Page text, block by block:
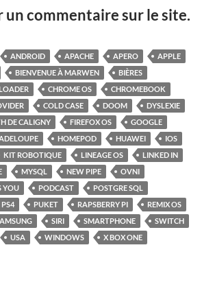
un commentaire sur le site.
ANDROID APACHE APERO
APPLE
BIENVENUE À MARWEN
BIÈRES
CHROME OS
CHROMEBOOK
COLD CASE DOOM
DYSLEXIE
DE CALIGNY FIREFOX OS
GOOGLE
HOMEPOD HUAWEI
IOS
KIT ROBOTIQUE LINEAGE OS
LINKED IN
MYSQL NEW PIPE
OVNI
YOU PODCAST
POSTGRE SQL
PS4 PUKET RAPSBERRY PI
REMIX OS
SIRI SMARTPHONE
SWITCH
USA WINDOWS
X BOX ONE